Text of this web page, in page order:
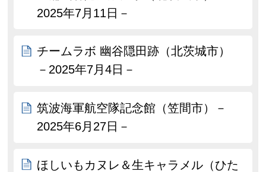
2025年7月11日－
チームラボ 幽谷隠田跡（北茨城市）
－2025年7月4日－
筑波海軍航空隊記念館（笠間市）－
2025年6月27日－
ほしいもカヌレ＆生キャラメル（ひた